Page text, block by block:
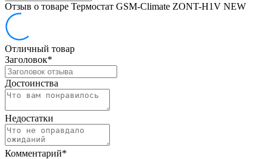
Отзыв о товаре Термостат GSM-Climate ZONT-H1V NEW
Отличный товар
Заголовок*
Достоинства
Недостатки
Комментарий*